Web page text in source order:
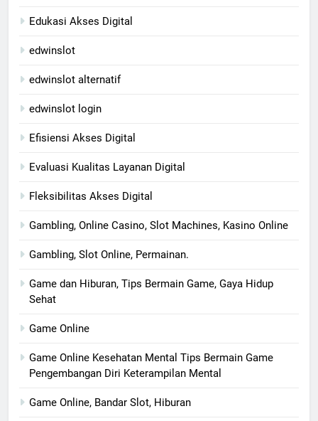
Edukasi Akses Digital
edwinslot
edwinslot alternatif
edwinslot login
Efisiensi Akses Digital
Evaluasi Kualitas Layanan Digital
Fleksibilitas Akses Digital
Gambling, Online Casino, Slot Machines, Kasino Online
Gambling, Slot Online, Permainan.
Game dan Hiburan, Tips Bermain Game, Gaya Hidup
Sehat
Game Online
Game Online Kesehatan Mental Tips Bermain Game
Pengembangan Diri Keterampilan Mental
Game Online, Bandar Slot, Hiburan